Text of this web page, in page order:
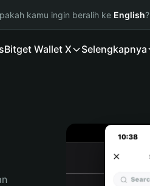
kamu ingin beralih ke English?
Bitget Wallet X Selengkapnya